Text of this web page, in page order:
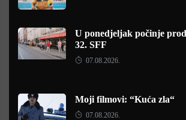
U ponedjeljak počinje
32. SFF
07.08.2026.
Moji filmovi: “Kuća zla“
07.08.2026.